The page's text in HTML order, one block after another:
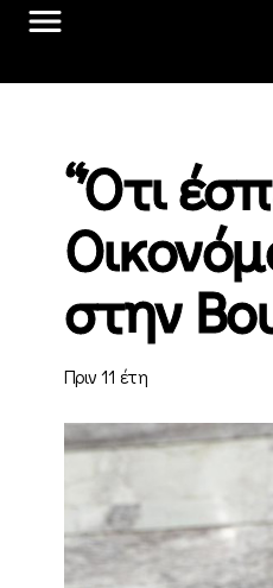
“Ότι
στην
Πριν 11 έτη